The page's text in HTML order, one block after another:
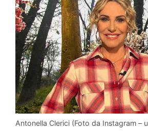
Antonella Clerici (Foto da Instagram –